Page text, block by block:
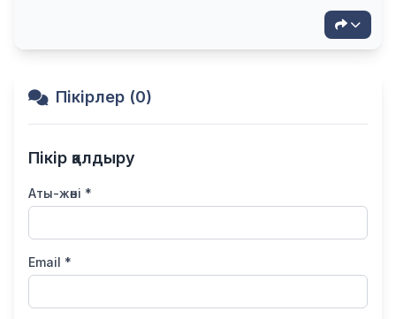
Пікірлер (0)
Пікір қалдыру
Аты-жөні *
Email *